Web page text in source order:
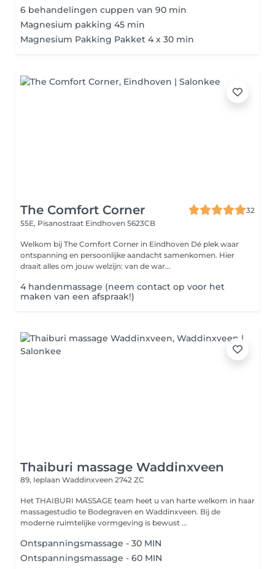
6 behandelingen cuppen van 90 min
Magnesium pakking 45 min
Magnesium Pakking Pakket 4 x 30 min
The Comfort Corner
32
55E, Pisanostraat Eindhoven 5623CB
Welkom bij The Comfort Corner in Eindhoven Dé plek waar
ontspanning en persoonlijke aandacht samenkomen. Hier
draait alles om jouw welzijn: van de war...
4 handenmassage (neem contact op voor het
maken van een afspraak!)
Thaiburi massage Waddinxveen
89, Ieplaan Waddinxveen 2742 ZC
Het THAIBURI MASSAGE team heet u van harte welkom in haar
massagestudio te Bodegraven en Waddinxveen. Bij de
moderne ruimtelijke vormgeving is bewust ...
Ontspanningsmassage - 30 MIN
Ontspanningsmassage - 60 MIN